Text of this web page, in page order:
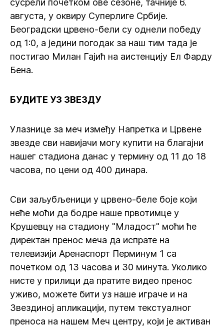
сусрели почетком ове сезоне, тачније 6.
августа, у оквиру Суперлиге Србије.
Београдски црвено-бели су однели победу
од 1:0, а једини погодак за наш тим тада је
постигао Милан Гајић на аистенцију Ел Фарду
Бена.
БУДИТЕ УЗ ЗВЕЗДУ
Улазнице за меч између Напретка и Црвене
звезде сви навијачи могу купити на благајни
нашег стадиона данас у термину од 11 до 18
часова, по цени од 400 динара.
Сви заљубљеници у црвено-беле боје који
неће моћи да бодре наше првотимце у
Крушевцу на стадиону "Младост" моћи ће
директан пренос меча да испрате на
телевизији Аренаспорт Перминум 1 са
почетком од 13 часова и 30 минута. Уколико
нисте у прилици да пратите видео пренос
уживо, можете бити уз наше играче и на
Звездиној апликацији, путем текстуалног
преноса на нашем Меч центру, који је активан